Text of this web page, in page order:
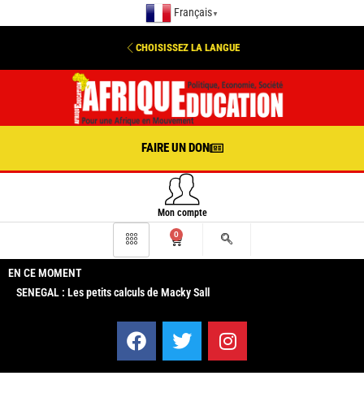
Français ▼
CHOISISSEZ LA LANGUE
FAIRE UN DON
Mon compte
0
EN CE MOMENT
SENEGAL : Les petits calculs de Macky Sall